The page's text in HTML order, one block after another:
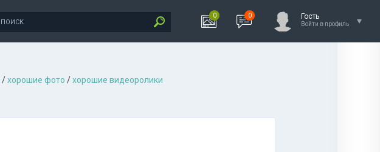
0 0 Гость
Войти в профиль
/хорошие фото /хорошие видеоролики